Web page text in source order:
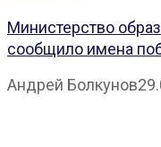
Министерство
сообщило имена
Андрей Болкунов